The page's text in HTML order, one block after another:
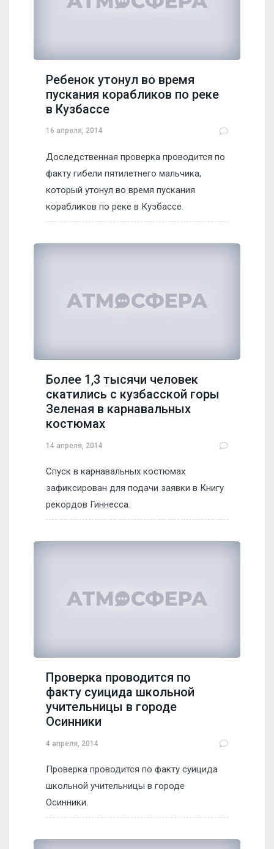
Ребенок утонул во время
пускания корабликов по реке
в Кузбассе
16 апреля, 2014
Доследственная проверка проводится по
факту гибели пятилетнего мальчика,
который утонул во время пускания
корабликов по реке в Кузбассе.
Более 1,3 тысячи человек
скатились с кузбасской горы
Зеленая в карнавальных
костюмах
14 апреля, 2014
Спуск в карнавальных костюмах
зафиксирован для подачи заявки в Книгу
рекордов Гиннесса.
Проверка проводится по
факту суицида школьной
учительницы в городе
Осинники
4 апреля, 2014
Проверка проводится по факту суицида
школьной учительницы в городе
Осинники.